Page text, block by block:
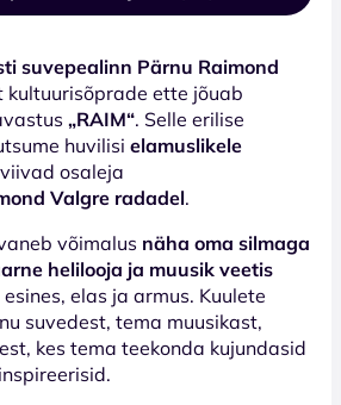
suvepealinn Pärnu Raimond
kultuurisõprade ette jõuab
„RAIM“. Selle erilise
huvilisi elamuslikele
osaleja
Valgre radadel.
võimalus näha oma silmaga
helilooja ja muusik veetis
esines, elas ja armus. Kuulete
suvedest, tema muusikast,
kes tema teekonda kujundasid